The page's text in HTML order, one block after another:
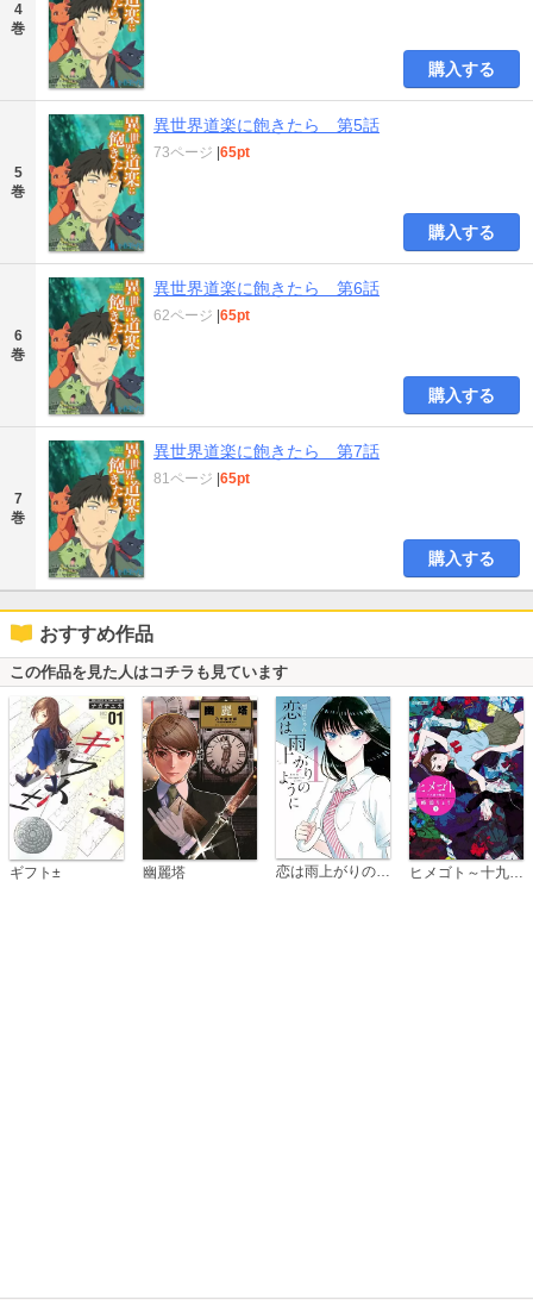
4
巻
購入する
5
巻
異世界道楽に飽きたら 第5話
73ページ 65pt
購入する
6
巻
異世界道楽に飽きたら 第6話
62ページ 65pt
購入する
7
巻
異世界道楽に飽きたら 第7話
81ページ 65pt
購入する
おすすめ作品
この作品を見た人はコチラも見ています
ギフト± 幽麗塔 恋は雨上がりのように